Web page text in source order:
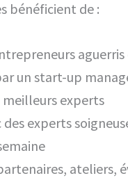
bénéficient de :
un start-up
experts
experts